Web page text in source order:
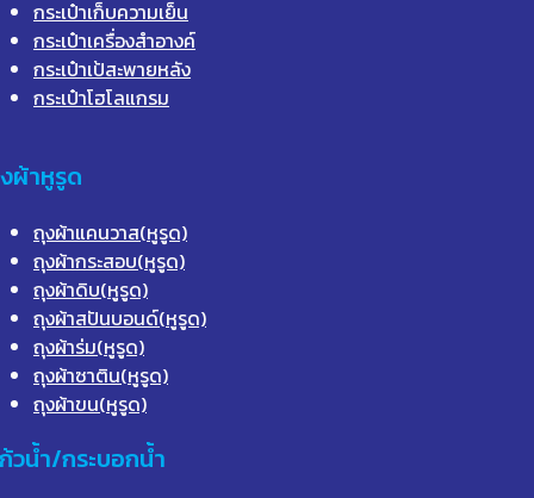
กระเป๋าเก็บความเย็น
กระเป๋าเครื่องสำอางค์
กระเป๋าเป้สะพายหลัง
กระเป๋าโฮโลแกรม
ผ้าหูรูด
ถุงผ้าแคนวาส(หูรูด)
ถุงผ้ากระสอบ(หูรูด)
ถุงผ้าดิบ(หูรูด)
ถุงผ้าสปันบอนด์(หูรูด)
ถุงผ้าร่ม(หูรูด)
ถุงผ้าซาติน(หูรูด)
ถุงผ้าขน(หูรูด)
วน้ำ/กระบอกน้ำ